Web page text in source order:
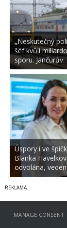
„Neskutečný
šéf kvůli
sporu.
Úspory i ve
Blanka
odvolána,
MANAGE CONSENT